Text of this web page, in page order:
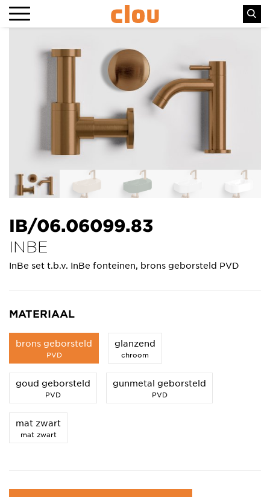
IB/06.06099.83
INBE
InBe set t.b.v. InBe fonteinen, brons geborsteld PVD
MATERIAAL
brons geborsteld
PVD
glanzend
chroom
goud geborsteld
PVD
gunmetal geborsteld
PVD
mat zwart
mat zwart